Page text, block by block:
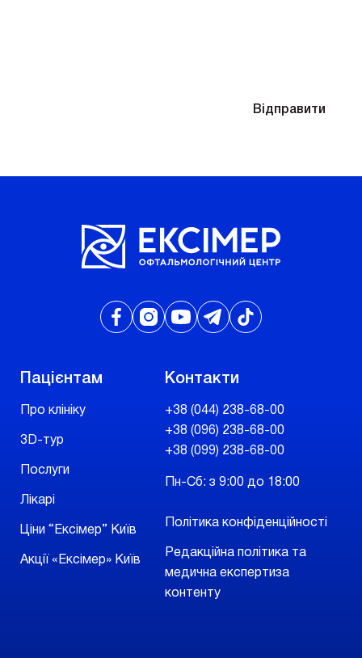
Відправити
Пацієнтам
Про клініку
3D-тур
Послуги
Лікарі
Ціни “Ексімер” Київ
Акції «Ексімер» Київ
Контакти
+38 (044) 238-68-00
+38 (096) 238-68-00
+38 (099) 238-68-00
Пн-Сб: з 9:00 до 18:00
Політика конфіденційності
Редакційна політика та
медична експертиза
контенту